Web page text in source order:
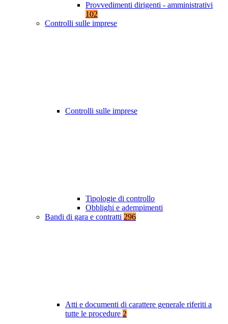
Provvedimenti dirigenti - amministrativi
102
Controlli sulle imprese
Controlli sulle imprese
Tipologie di controllo
Obblighi e adempimenti
Bandi di gara e contratti 296
Atti e documenti di carattere generale riferiti a
tutte le procedure 2